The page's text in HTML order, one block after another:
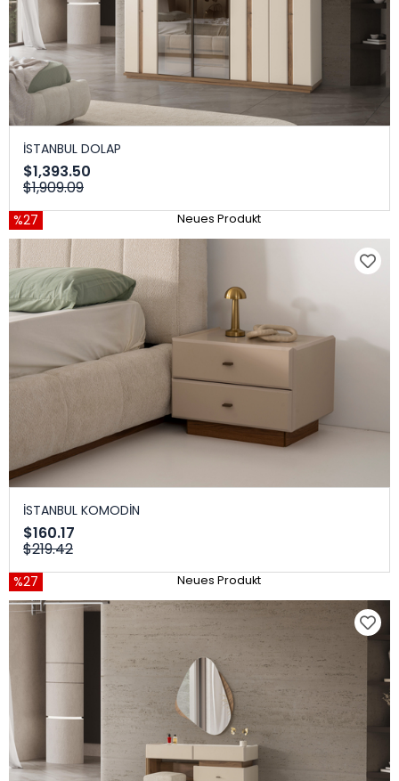
İSTANBUL DOLAP
$1,393.50
$1,909.09
%27 Neues Produkt
İSTANBUL KOMODİN
$160.17
$219.42
%27 Neues Produkt